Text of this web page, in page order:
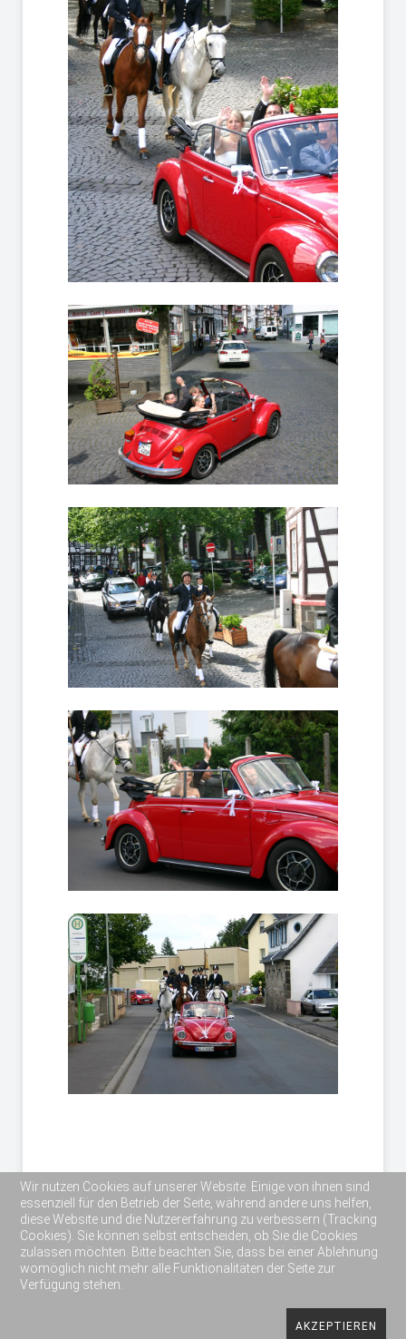
Datenschutzerklärung
Wir nutzen Cookies auf unserer Website. Einige von ihnen sind
essenziell für den Betrieb der Seite, während andere uns helfen,
diese Website und die Nutzererfahrung zu verbessern (Tracking
Cookies). Sie können selbst entscheiden, ob Sie die Cookies
zulassen möchten. Bitte beachten Sie, dass bei einer Ablehnung
womöglich nicht mehr alle Funktionalitäten der Seite zur
Verfügung stehen.
AKZEPTIEREN